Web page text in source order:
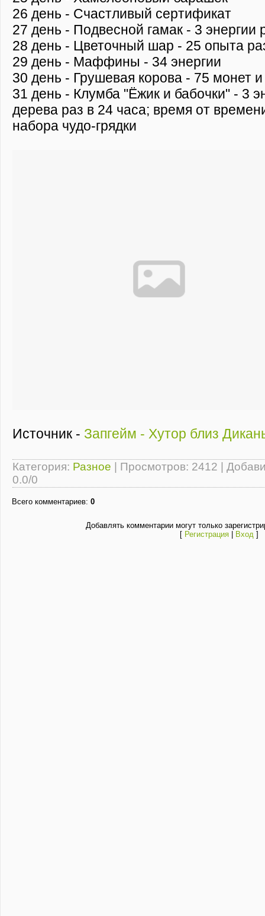
26 день - Счастливый сертификат
27 день - Подвесной гамак - 3 энергии
28 день - Цветочный шар - 25 опыта
29 день - Маффины - 34 энергии
30 день - Грушевая корова - 75 монет
31 день - Клумба "Ёжик и бабочки" - 3
дерева раз в 24 часа; время от
набора чудо-грядки
Источник - Запгейм - Хутор близ
Категория: Разное Просмотров: 2412 |
0.0/0
Всего комментариев: 0
Добавлять комментарии могут только
[ Регистрация| Вход]